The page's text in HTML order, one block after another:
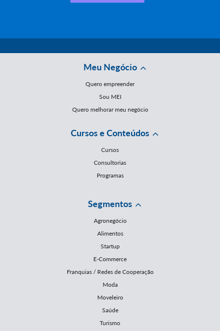
Meu Negócio
Quero empreender
Sou MEI
Quero melhorar meu negócio
Cursos e Conteúdos
Cursos
Consultorias
Programas
Segmentos
Agronegócio
Alimentos
Startup
E-Commerce
Franquias / Redes de Cooperação
Moda
Moveleiro
Saúde
Turismo